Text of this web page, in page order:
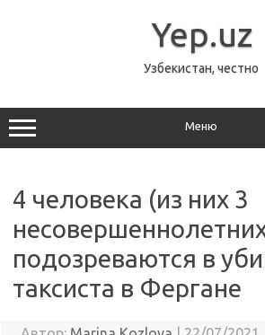
Yep.uz
Узбекистан, честно
Меню
4 человека (из них 3
подозреваются в
таксиста в Фергане